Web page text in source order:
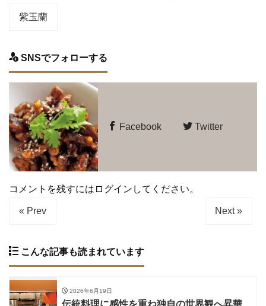
紫玉蘭
SNSでフォローする
Facebook Twitter
コメントを残すにはログインしてください。
« Prev Next »
こんな記事も読まれています
2026年6月19日